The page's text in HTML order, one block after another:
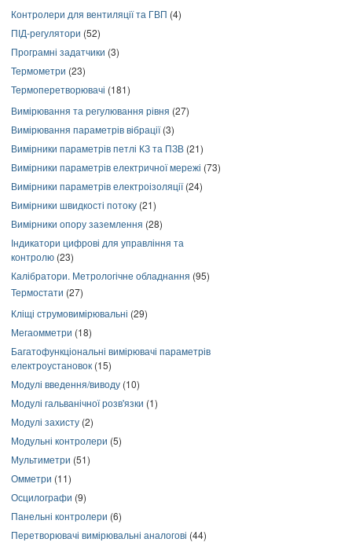
Контролери для вентиляції та ГВП (4)
ПІД-регулятори (52)
Програмні задатчики (3)
Термометри (23)
Термоперетворювачі (181)
Вимірювання та регулювання рівня (27)
Вимірювання параметрів вібрації(3)
Вимірники параметрів петлі КЗ та ПЗВ (21)
Вимірники параметрів електричної мережі (73)
Вимірники параметрів електроізоляції(24)
Вимірники швидкості потоку (21)
Вимірники опору заземлення (28)
Індикатори цифрові для управління та
контролю (23)
Калібратори. Метрологічне обладнання (95)
Термостати (27)
Кліщі струмовимірювальні (29)
Мегаомметри (18)
Багатофункціональні вимірювачі параметрів
електроустановок (15)
Модулі введення/виводу (10)
Модулі гальванічної розв'язки (1)
Модулі захисту (2)
Модульні контролери (5)
Мультиметри (51)
Омметри (11)
Осцилографи (9)
Панельні контролери (6)
Перетворювачі вимірювальні аналогові (44)